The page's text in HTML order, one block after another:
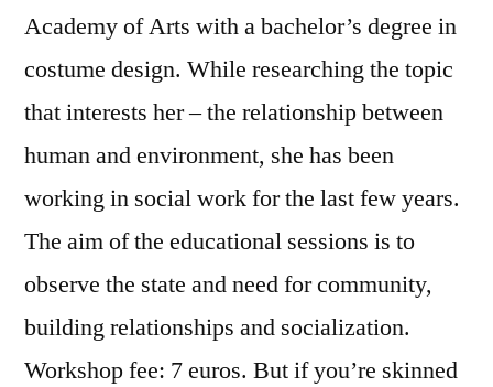
Academy of Arts with a bachelor’s degree in
costume design. While researching the topic
that interests her – the relationship between
human and environment, she has been
working in social work for the last few years.
The aim of the educational sessions is to
observe the state and need for community,
building relationships and socialization.
Workshop fee: 7 euros. But if you’re skinned